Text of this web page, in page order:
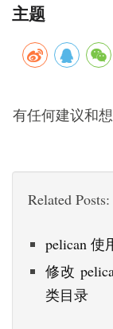
主题
有任何建议和
Related Posts:
pelican 使
修改
类目录